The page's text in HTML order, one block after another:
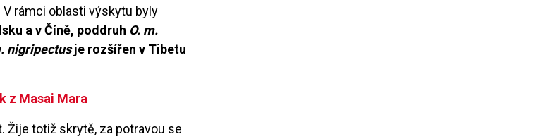
rámci oblasti výskytu byly
a v Číně, poddruh O. m.
nigripectusje rozšířen v Tibetu
z Masai Mara
Žije totiž skrytě, za potravou se